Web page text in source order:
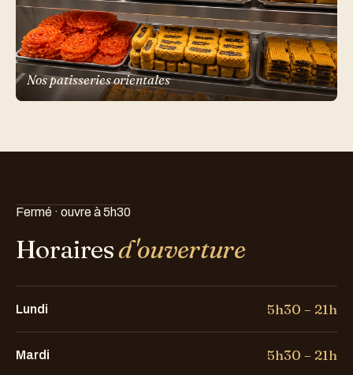
Nos patisseries orientales
Fermé · ouvre à 5h30
Horairesd'ouverture
Lundi 5h30 – 21h
Mardi 5h30 – 21h